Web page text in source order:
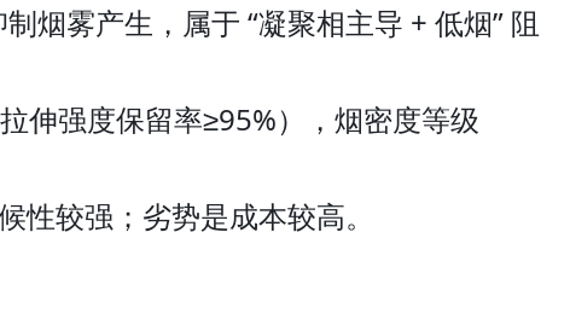
烟雾产生，属于 “凝聚相主导 + 低烟” 阻
伸强度保留率≥95%），烟密度等级
较强；劣势是成本较高。